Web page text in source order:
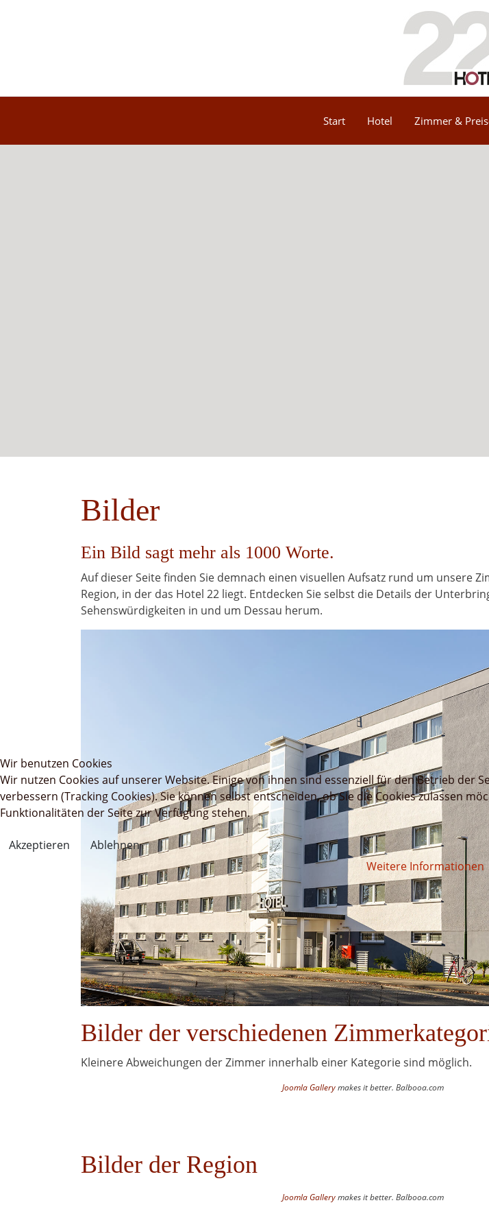
Start Hotel Zimmer &
Bilder
Ein Bild sagt mehr als 1000 Worte.
Auf dieser Seite finden Sie demnach einen visuellen Aufsatz rund um unsere
Region, in der das Hotel 22 liegt. Entdecken Sie selbst die Details der
Sehenswürdigkeiten in und um Dessau herum.
Bilder der verschiedenen
Kleinere Abweichungen der Zimmer innerhalb einer Kategorie sind möglich.
Joomla Gallerymakes it better. Balbooa.com
Bilder der Region
Joomla Gallerymakes it better. Balbooa.com
Wir benutzen Cookies
Wir nutzen Cookies auf unserer Website. Einige von ihnen sind essenziell für den Betrieb der
verbessern (Tracking Cookies). Sie können selbst entscheiden, ob Sie die Cookies zulassen
Funktionalitäten der Seite zur Verfügung stehen.
Akzeptieren
Ablehnen
Weitere Informationen